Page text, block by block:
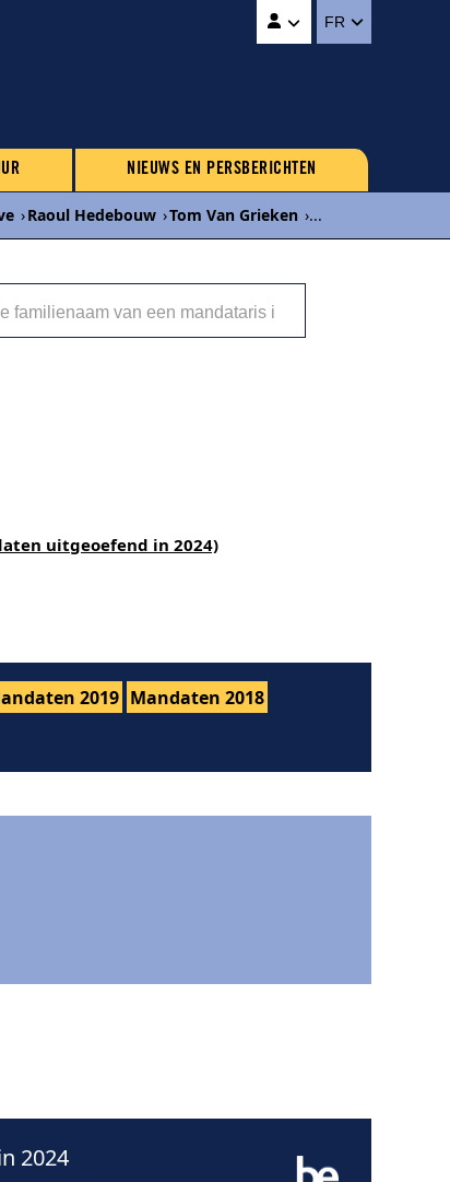
FR
NIEUWS EN PERSBERICHTEN
›Raoul Hedebouw ›Tom Van Grieken ›...
uitgeoefend in 2024)
2019 Mandaten 2018
2024